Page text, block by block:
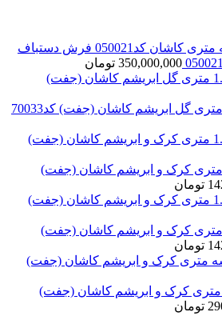
فرش دستباف
350,000,000 تومان
فرش دستباف 1.5 متری کرک و ابریشم کاشان (جفت)
تومان
فرش دستباف 1.5 متری کرک و ابریشم کاشان (جفت)
تومان
کرک و ابریشم کاشان (جفت)
تومان